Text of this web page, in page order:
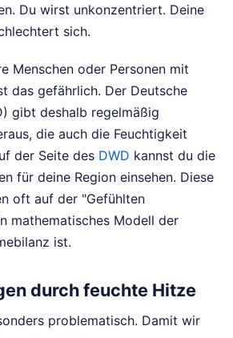
Du wirst unkonzentriert. Deine
sich.
Menschen oder Personen mit
das gefährlich. Der Deutsche
gibt deshalb regelmäßig
die auch die Feuchtigkeit
der Seite des DWD kannst du die
für deine Region einsehen. Diese
oft auf der "Gefühlten
mathematisches Modell der
ist.
durch feuchte Hitze
problematisch. Damit wir